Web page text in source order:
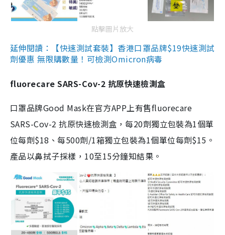
點擊圖片放大
延伸閱讀：【快速測試套裝】香港口罩品牌$19快速測試
劑優惠 無限購數量！可檢測Omicron病毒
fluorecare SARS-Cov-2 抗原快速檢測盒
口罩品牌Good Mask在官方APP上有售fluorecare
SARS-Cov-2 抗原快速檢測盒，每20劑獨立包裝為1個單
位每劑$18、每500劑/1箱獨立包裝為1個單位每劑$15。
產品以鼻拭子採樣，10至15分鐘知結果。